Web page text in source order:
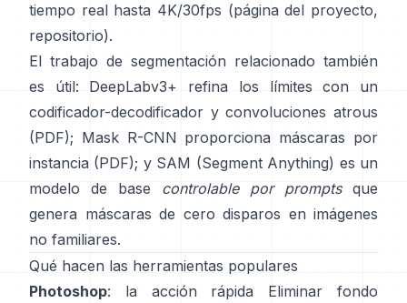
tiempo real hasta 4K/30fps (página del proyecto,
repositorio).
El trabajo de segmentación relacionado también
es útil:
DeepLabv3+ refina los límites con un
codificador-decodificador y convoluciones atrous
(PDF); Mask R-CNN proporciona máscaras por
instancia (PDF); y SAM (Segment Anything) es un
modelo de base controlable por promptsque
genera máscaras de cero disparos en imágenes
no familiares.
Qué hacen las herramientas populares
Photoshop: la acción rápida Eliminar fondo